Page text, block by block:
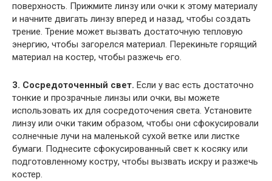
поверхность. Прижмите линзу или очки к этому материалу
и начните двигать линзу вперед и назад, чтобы создать
трение. Трение может вызвать достаточную тепловую
энергию, чтобы загорелся материал. Перекиньте горящий
материал на костер, чтобы разжечь его.
3. Сосредоточенный свет. Если у вас есть достаточно
тонкие и прозрачные линзы или очки, вы можете
использовать их для сосредоточения света. Установите
линзу или очки таким образом, чтобы они сфокусировали
солнечные лучи на маленькой сухой ветке или листке
бумаги. Поднесите сфокусированный свет к косяку или
подготовленному костру, чтобы вызвать искру и разжечь
костер.